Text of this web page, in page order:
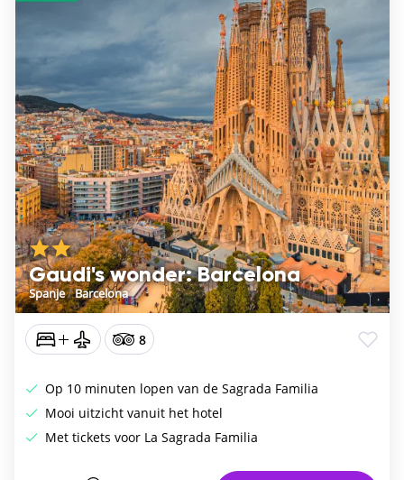
Gaudi's wonder: Barcelona
Spanje/Barcelona
8
Op 10 minuten lopen van de Sagrada Familia
Mooi uitzicht vanuit het hotel
Met tickets voor La Sagrada Familia